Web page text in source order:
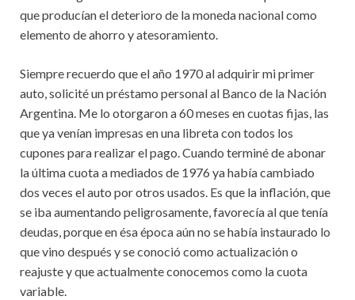
que producían el deterioro de la moneda nacional como
elemento de ahorro y atesoramiento.
Siempre recuerdo que el año 1970 al adquirir mi primer
auto, solicité un préstamo personal al Banco de la Nación
Argentina. Me lo otorgaron a 60 meses en cuotas fijas, las
que ya venían impresas en una libreta con todos los
cupones para realizar el pago. Cuando terminé de abonar
la última cuota a mediados de 1976 ya había cambiado
dos veces el auto por otros usados. Es que la inflación, que
se iba aumentando peligrosamente, favorecía al que tenía
deudas, porque en ésa época aún no se había instaurado lo
que vino después y se conoció como actualización o
reajuste y que actualmente conocemos como la cuota
variable.